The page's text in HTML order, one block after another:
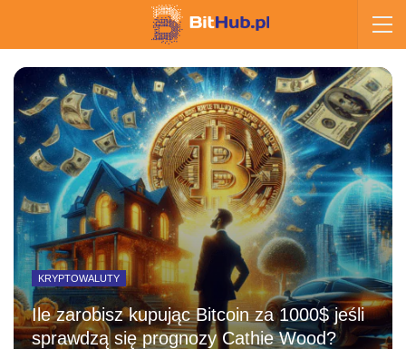
KRYPTOWALUTY
Ile zarobisz kupując Bitcoin za 1000$ jeśli
sprawdzą się prognozy Cathie Wood?